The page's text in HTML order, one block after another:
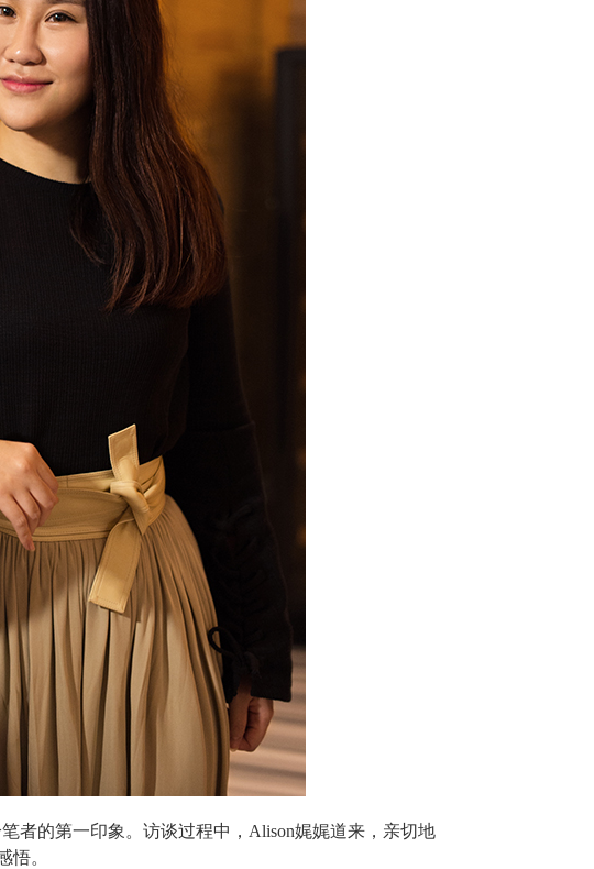
笔者的第一印象。访谈过程中，Alison娓娓道来，亲切地
悟。